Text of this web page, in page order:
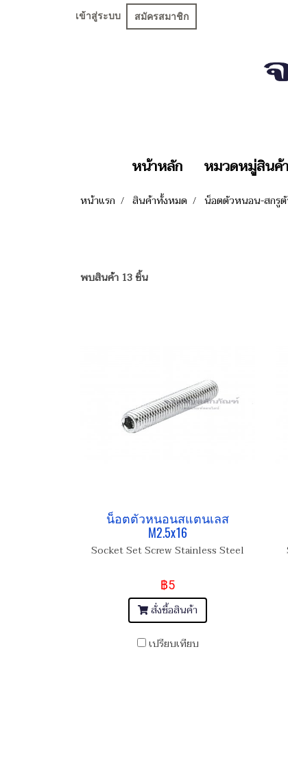
เข้าสู่ระบบ สมัครสมาชิก
หน้าหลัก หมวดหมู่สินค้า
หน้าแรก สินค้าทั้งหมด น็อตตัวหนอน-สกรู
พบสินค้า 13 ชิ้น
น็อตตัวหนอนสแตนเลส
M2.5x16
Socket Set Screw Stainless Steel
฿5
สั่งซื้อสินค้า
เปรียบเทียบ